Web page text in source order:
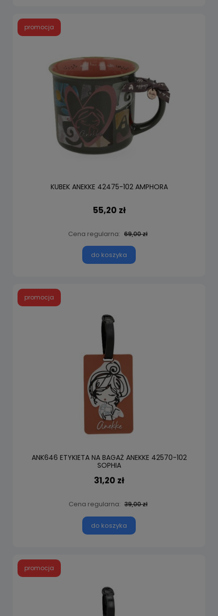
KUBEK ANEKKE 42475-102 AMPHORA
55,20 zł
Cena regularna: 69,00 zł
do koszyka
promocja
ANK646 ETYKIETA NA BAGAŻ ANEKKE 42570-102
SOPHIA
31,20 zł
Cena regularna: 39,00 zł
do koszyka
promocja
promocja